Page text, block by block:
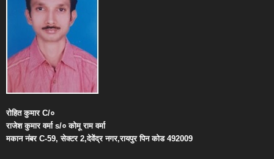
रोहित कुमारC/०
राजेश कुमार वर्माs/० कोमू राम वर्मा
मकान नंबरC-59,सेक्टर2,देवेंद्र नगर,रायपुर पिन कोड492009